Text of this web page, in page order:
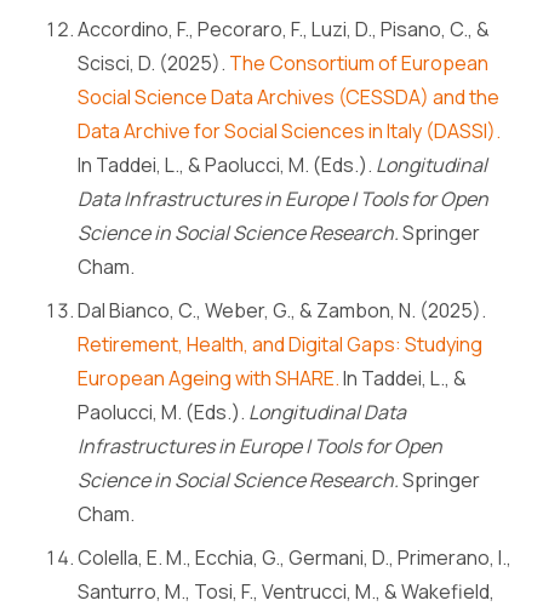
Accordino, F., Pecoraro, F., Luzi, D., Pisano, C., &
Scisci, D. (2025). The Consortium of European
Social Science Data Archives (CESSDA) and the
Data Archive for Social Sciences in Italy (DASSI).
In Taddei, L., & Paolucci, M. (Eds.). Longitudinal
Data Infrastructures in Europe | Tools for Open
Science in Social Science Research.Springer
Cham.
Dal Bianco, C., Weber, G., & Zambon, N. (2025).
Retirement, Health, and Digital Gaps: Studying
European Ageing with SHARE.In Taddei, L., &
Paolucci, M. (Eds.). Longitudinal Data
Infrastructures in Europe | Tools for Open
Science in Social Science Research.Springer
Cham.
Colella, E. M., Ecchia, G., Germani, D., Primerano, I.,
Santurro, M., Tosi, F., Ventrucci, M., & Wakefield,